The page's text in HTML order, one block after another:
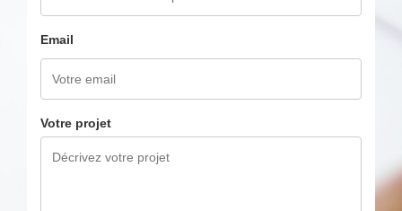
Email
Votre projet